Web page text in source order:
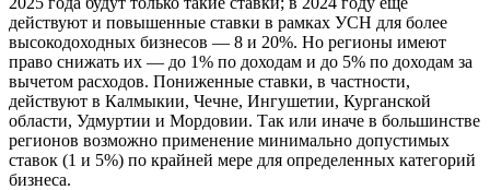
действуют и повышенные ставки в рамках УСН для более
высокодоходных бизнесов — 8 и 20%. Но регионы имеют
право снижать их — до 1% по доходам и до 5% по доходам за
вычетом расходов. Пониженные ставки, в частности,
действуют в Калмыкии, Чечне, Ингушетии, Курганской
области, Удмуртии и Мордовии. Так или иначе в большинстве
регионов возможно применение минимально допустимых
ставок (1 и 5%) по крайней мере для определенных категорий
бизнеса.